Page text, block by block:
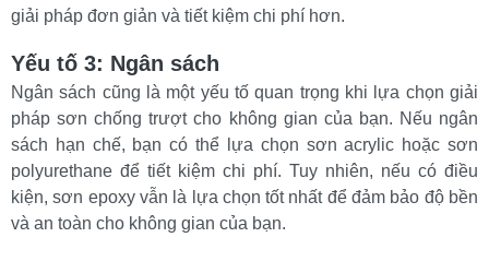
giải pháp đơn giản và tiết kiệm chi phí hơn.
Yếu tố 3: Ngân sách
Ngân sách cũng là một yếu tố quan trọng khi lựa chọn giải
pháp sơn chống trượt cho không gian của bạn. Nếu ngân
sách hạn chế, bạn có thể lựa chọn sơn acrylic hoặc sơn
polyurethane để tiết kiệm chi phí. Tuy nhiên, nếu có điều
kiện, sơn epoxy vẫn là lựa chọn tốt nhất để đảm bảo độ bền
và an toàn cho không gian của bạn.